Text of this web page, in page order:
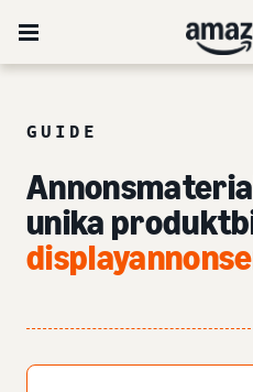
GUIDE
unika